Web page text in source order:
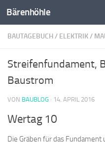
Zum Inhalt springen
Bärenhöhle
BAUTAGEBUCH/ ELEKTRIK/
Streifenfundament,
Baustrom
VON BAUBLOG · 14. APRIL 2016
Wertag 10
Die Gräben für das